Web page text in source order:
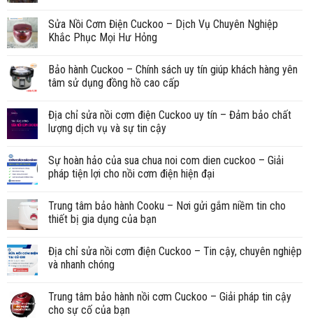
Sửa Nồi Cơm Điện Cuckoo – Dịch Vụ Chuyên Nghiệp
Khắc Phục Mọi Hư Hỏng
Bảo hành Cuckoo – Chính sách uy tín giúp khách hàng yên
tâm sử dụng đồng hồ cao cấp
Địa chỉ sửa nồi cơm điện Cuckoo uy tín – Đảm bảo chất
lượng dịch vụ và sự tin cậy
Sự hoàn hảo của sua chua noi com dien cuckoo – Giải
pháp tiện lợi cho nồi cơm điện hiện đại
Trung tâm bảo hành Cooku – Nơi gửi gắm niềm tin cho
thiết bị gia dụng của bạn
Địa chỉ sửa nồi cơm điện Cuckoo – Tin cậy, chuyên nghiệp
và nhanh chóng
Trung tâm bảo hành nồi cơm Cuckoo – Giải pháp tin cậy
cho sự cố của bạn